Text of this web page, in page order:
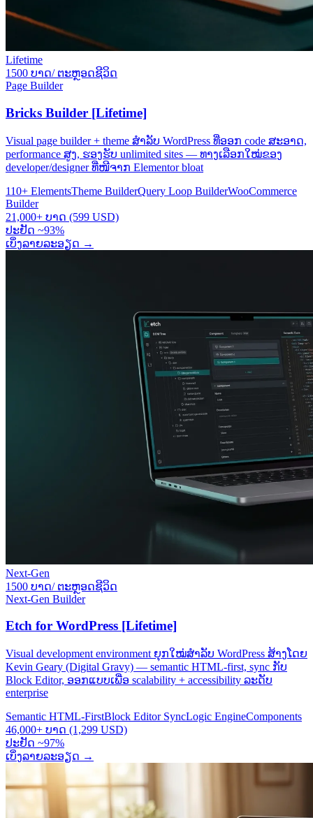
Lifetime
1500 ບາດ/ ຕະຫຼອດຊີວິດ
Page Builder
Bricks Builder [Lifetime]
Visual page builder + theme ສຳລັບ WordPress ທີ່ອອກ code ສະອາດ,
performance ສູງ, ຮອງຮັບ unlimited sites — ທາງເລືອກໃໝ່ຂອງ
developer/designer ທີ່ໜີຈາກ Elementor bloat
110+ ElementsTheme BuilderQuery Loop BuilderWooCommerce
Builder
21,000+ ບາດ (599 USD)
ປະຢັດ ~93%
ເບິ່ງລາຍລະອຽດ →
Next-Gen
1500 ບາດ/ ຕະຫຼອດຊີວິດ
Next-Gen Builder
Etch for WordPress [Lifetime]
Visual development environment ຍຸກໃໝ່ສຳລັບ WordPress ສ້າງໂດຍ
Kevin Geary (Digital Gravy) — semantic HTML-first, sync ກັບ
Block Editor, ອອກແບບເພື່ອ scalability + accessibility ລະດັບ
enterprise
Semantic HTML-FirstBlock Editor SyncLogic EngineComponents
46,000+ ບາດ (1,299 USD)
ປະຢັດ ~97%
ເບິ່ງລາຍລະອຽດ →